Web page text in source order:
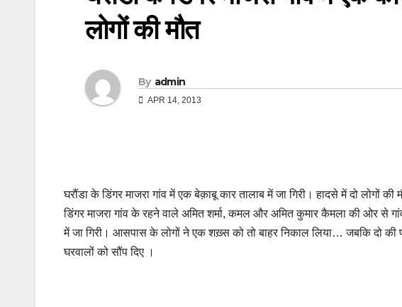
लोगों की मौत
By admin
APR 14, 2013
घरौंडा के डिंगर माजरा गांव में एक बेक़ाबू कार तालाब में जा गिरी। हादसे में दो लोगों
डिंगर माजरा गांव के रहने वाले अमित शर्मा, कमल और अमित कुमार कैमला की ओर से
में जा गिरी। आसपास के लोगों ने एक शख़्स को तो बाहर निकाल लिया… जबकि दो की
घरवालों को सौंप दिए ।